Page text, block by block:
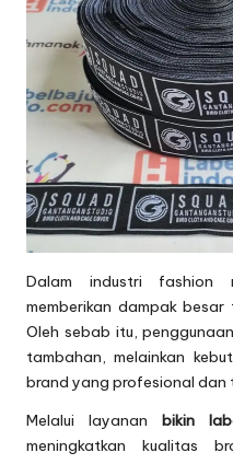
Dalam industri fashion
memberikan dampak
Oleh sebab itu,
tambahan, melainkan
brand yang profesional dan
Melalui layanan bikin
meningkatkan kualitas